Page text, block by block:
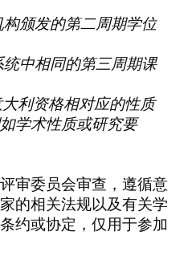
颁发的第二周期学位
中相同的第三周期课
利资格相对应的性质
学术性质或研究要
审委员会审查，遵循意
的相关法规以及有关学
约或协定，仅用于参加